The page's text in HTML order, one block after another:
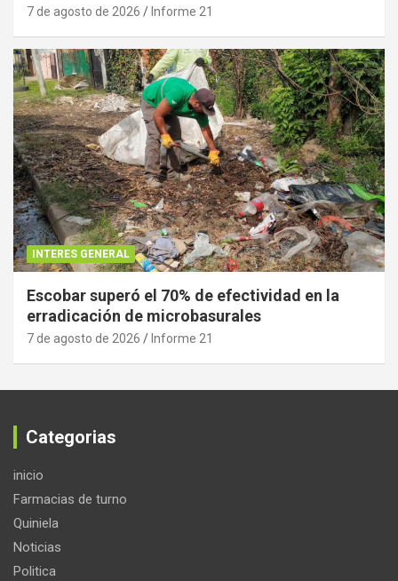
7 de agosto de 2026 Informe 21
INTERES GENERAL
Escobar superó el 70% de efectividad en la
erradicación de microbasurales
7 de agosto de 2026 Informe 21
Categorias
inicio
Farmacias de turno
Quiniela
Noticias
Politica